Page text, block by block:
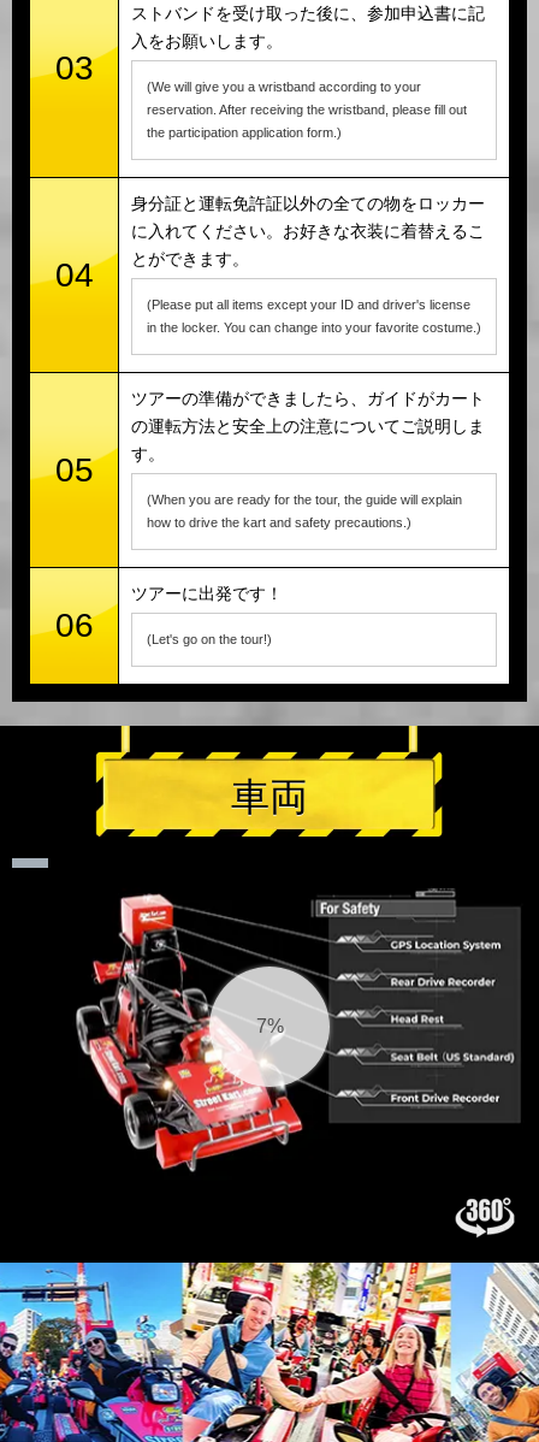
03
ストバンドを受け取った後に、参加申込書に記
入をお願いします。
(We will give you a wristband according to your
reservation. After receiving the wristband, please fill out
the participation application form.)
04
身分証と運転免許証以外の全ての物をロッカー
に入れてください。お好きな衣装に着替えるこ
とができます。
(Please put all items except your ID and driver's license
in the locker. You can change into your favorite costume.)
05
ツアーの準備ができましたら、ガイドがカート
の運転方法と安全上の注意についてご説明しま
す。
(When you are ready for the tour, the guide will explain
how to drive the kart and safety precautions.)
06
ツアーに出発です！
(Let's go on the tour!)
車両
7%